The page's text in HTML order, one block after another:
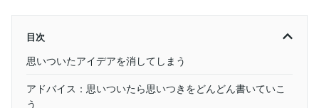
目次
思いついたアイデアを消してしまう
アドバイス：思いついたら思いつきをどんどん書いていこ
う